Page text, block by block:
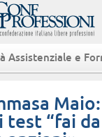
Assistenziale e
“fai